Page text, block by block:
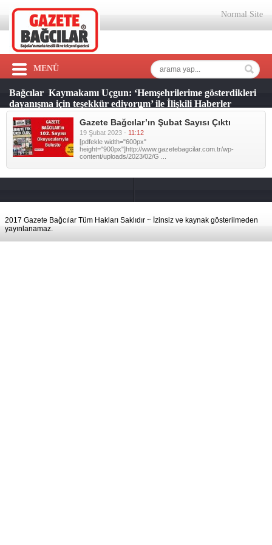
Normal Site
MENÜ
Bağcılar Kaymakamı Uçgun: ‘Hemşehrilerime gösterdikleri
dayanışma için teşekkür ediyorum’ ile İlişkili Haberler
Gazete Bağcılar’ın Şubat Sayısı Çıktı
19 Şubat 2023 - 11:12
[pdfekle width="600px"
height="900px"]http://www.gazetebagcilar.com.tr/wp-
content/uploads/2023/02/G ...
2017 Gazete Bağcılar Tüm Hakları Saklıdır ~ İzinsiz ve kaynak gösterilmeden
yayınlanamaz.